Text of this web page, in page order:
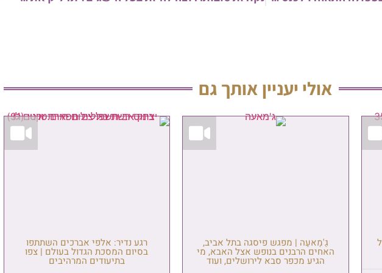
אולי יעניין אותך גם
גַ'מַאעַה | מפגש פיסגה בתל אביב,
האחים הרבנים בנופש אצל האבא, מי
הגיע מכפר סבא לירושלים, ועוד
רגע נדיר: אלפי אברכים השתתפו
בסיום המסכת הגדול בעולם | צפו
בתיעודים המרהיבים